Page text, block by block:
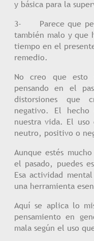
y básica para la
3- Parece que
también malo y que
tiempo en el
remedio.
No creo que esto
pensando en el
distorsiones que
negativo. El
nuestra vida. El uso
neutro, positivo o
Aunque estés
el pasado, puedes
Esa actividad
una herramienta
Aquí se aplica lo
pensamiento en
mala según el uso